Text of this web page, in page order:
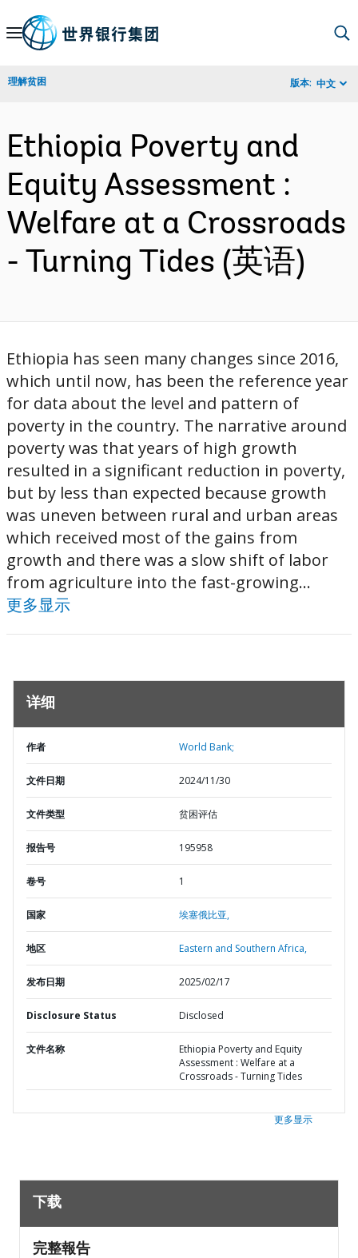
Skip
Navigation
理解贫困 版本: 中文
Ethiopia Poverty and
Equity Assessment :
Welfare at a Crossroads
- Turning Tides (英语)
Ethiopia has seen many changes since 2016,
which until now, has been the reference year
for data about the level and pattern of
poverty in the country. The narrative around
poverty was that years of high growth
resulted in a significant reduction in poverty,
but by less than expected because growth
was uneven between rural and urban areas
which received most of the gains from
growth and there was a slow shift of labor
from agriculture into the fast-growing...
更多显示
详细
作者 World Bank;
文件日期 2024/11/30
文件类型 贫困评估
报告号 195958
卷号 1
国家 埃塞俄比亚,
地区 Eastern and Southern Africa,
发布日期 2025/02/17
Disclosure Status Disclosed
文件名称
Ethiopia Poverty and Equity
Assessment : Welfare at a
Crossroads - Turning Tides
更多显示
下载
完整報告